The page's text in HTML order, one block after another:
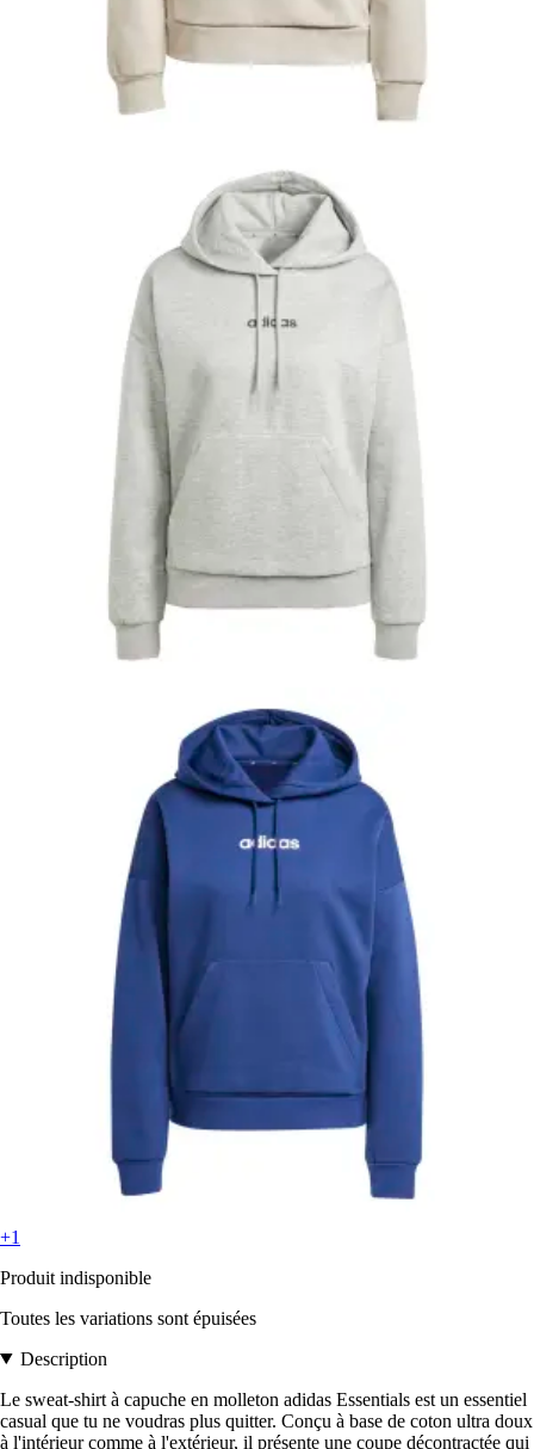
+1
Produit indisponible
Toutes les variations sont épuisées
Description
Le sweat-shirt à capuche en molleton adidas Essentials est un essentiel
casual que tu ne voudras plus quitter. Conçu à base de coton ultra doux
à l'intérieur comme à l'extérieur, il présente une coupe décontractée qui